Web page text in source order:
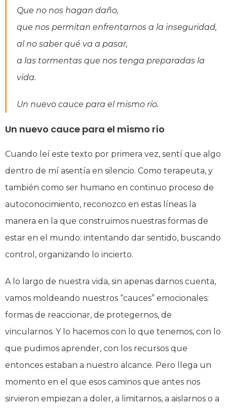
Que no nos hagan daño,
que nos permitan enfrentarnos a la inseguridad,
al no saber qué va a pasar,
a las tormentas que nos tenga preparadas la
vida.
Un nuevo cauce para el mismo río.
Un nuevo cauce para el mismo río
Cuando leí este texto por primera vez, sentí que algo
dentro de mí asentía en silencio. Como terapeuta, y
también como ser humano en continuo proceso de
autoconocimiento, reconozco en estas líneas la
manera en la que construimos nuestras formas de
estar en el mundo: intentando dar sentido, buscando
control, organizando lo incierto.
A lo largo de nuestra vida, sin apenas darnos cuenta,
vamos moldeando nuestros “cauces” emocionales:
formas de reaccionar, de protegernos, de
vincularnos. Y lo hacemos con lo que tenemos, con lo
que pudimos aprender, con los recursos que
entonces estaban a nuestro alcance. Pero llega un
momento en el que esos caminos que antes nos
sirvieron empiezan a doler, a limitarnos, a aislarnos o a